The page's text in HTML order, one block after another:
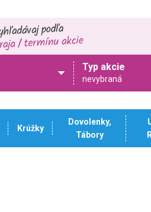
Typ akcie
nevybraná
Krúžky
Dovolenky,
Tábory